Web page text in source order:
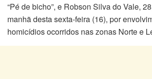
“Pé de bicho”, e Robson Silva do Vale,
manhã desta sexta-feira (16), por
homicídios ocorridos nas zonas Norte e